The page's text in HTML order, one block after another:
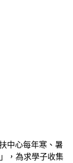
中心每年寒、暑
，為求學子收集